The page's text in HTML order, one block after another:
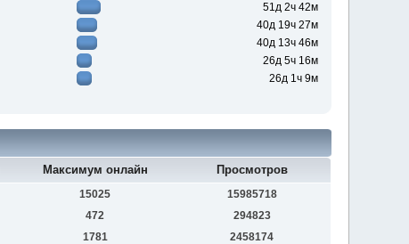
51д 2ч 42м
40д 19ч 27м
40д 13ч 46м
26д 5ч 16м
26д 1ч 9м
Максимум онлайн Просмотров
15025
15985718
472
294823
1781
2458174